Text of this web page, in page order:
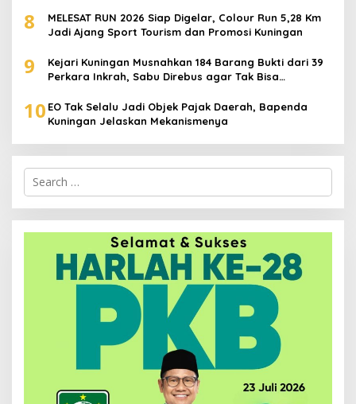
8
MELESAT RUN 2026 Siap Digelar, Colour Run 5,28 Km
Jadi Ajang Sport Tourism dan Promosi Kuningan
9
Kejari Kuningan Musnahkan 184 Barang Bukti dari 39
Perkara Inkrah, Sabu Direbus agar Tak Bisa
10 EO Tak Selalu Jadi Objek Pajak Daerah, Bapenda
Kuningan Jelaskan Mekanismenya
Search
for: